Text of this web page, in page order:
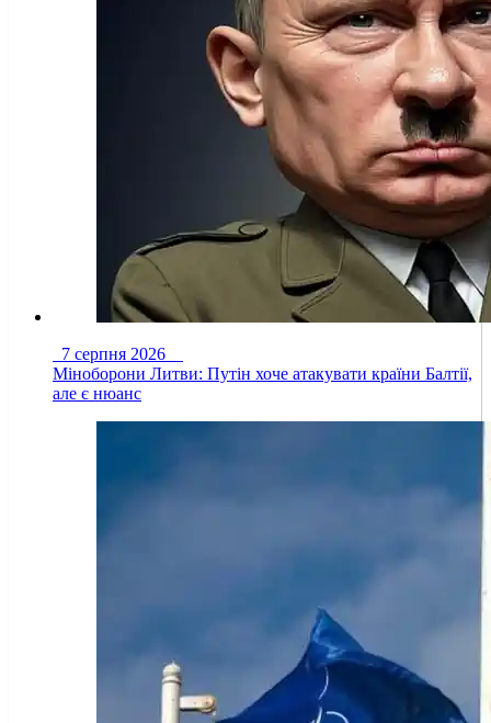
7 серпня 2026
Міноборони Литви: Путін хоче атакувати країни Балтії,
але є нюанс